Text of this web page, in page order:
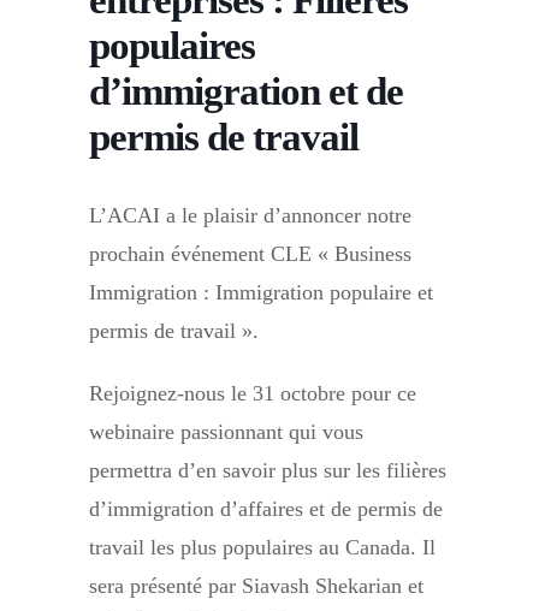
populaires
d’immigration et de
permis de travail
L’ACAI a le plaisir d’annoncer notre
prochain événement CLE « Business
Immigration : Immigration populaire et
permis de travail ».
Rejoignez-nous le 31 octobre pour ce
webinaire passionnant qui vous
permettra d’en savoir plus sur les filières
d’immigration d’affaires et de permis de
travail les plus populaires au Canada. Il
sera présenté par Siavash Shekarian et